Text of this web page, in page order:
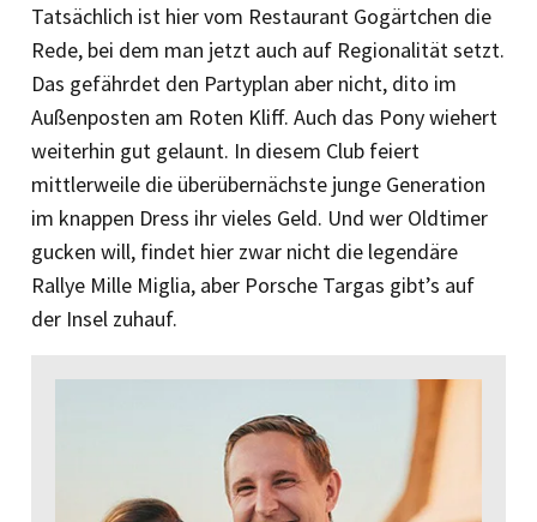
Tatsächlich ist hier vom Restaurant Gogärtchen die
Rede, bei dem man jetzt auch auf Regionalität setzt.
Das gefährdet den Partyplan aber nicht, dito im
Außenposten am Roten Kliff. Auch das Pony wiehert
weiterhin gut gelaunt. In diesem Club feiert
mittlerweile die überübernächste junge Generation
im knappen Dress ihr vieles Geld. Und wer Oldtimer
gucken will, findet hier zwar nicht die legendäre
Rallye Mille Miglia, aber Porsche Targas gibt’s auf
der Insel zuhauf.